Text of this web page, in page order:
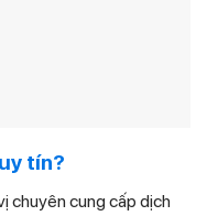
tín?
chuyên cung cấp dịch